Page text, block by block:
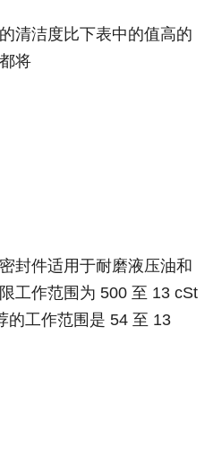
清洁度比下表中的值高的
将
封件适用于耐磨液压油和
工作范围为 500 至 13 cSt
的工作范围是 54 至 13